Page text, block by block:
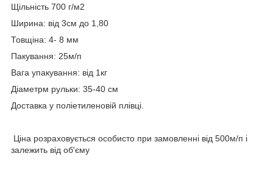
Щільність 700 г/м2
Ширина: від 3см до 1,80
Товщіна: 4- 8 мм
Пакування: 25м/п
Вага упакування: від 1кг
Діаметрм рульки: 35-40 см
Доставка у поліетиленовій плівці.
Ціна розраховується особисто при замовленні від 500м/п і
залежить від об'єму